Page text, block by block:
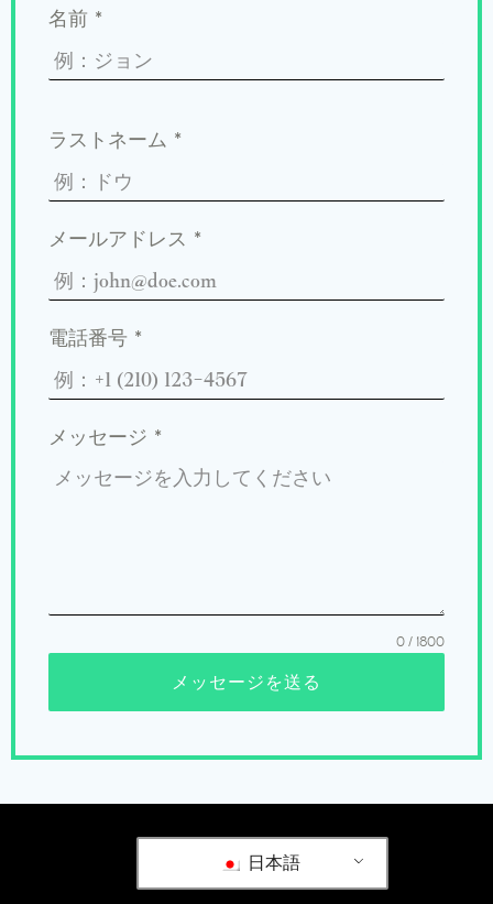
名前 *
ラストネーム *
メールアドレス *
電話番号 *
メッセージ *
0 / 1800
メッセージを送る
日本語